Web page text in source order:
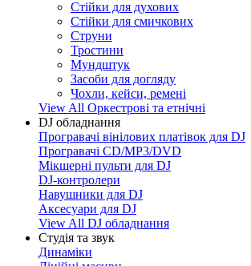
Стійки для духових
Стійки для смичкових
Струни
Тростини
Мундштук
Засоби для догляду
Чохли, кейси, ремені
View All Оркестрові та етнічні
DJ обладнання
Програвачі вінілових платівок для DJ
Програвачі CD/MP3/DVD
Мікшерні пульти для DJ
DJ-контролери
Навушники для DJ
Аксесуари для DJ
View All DJ обладнання
Студія та звук
Динаміки